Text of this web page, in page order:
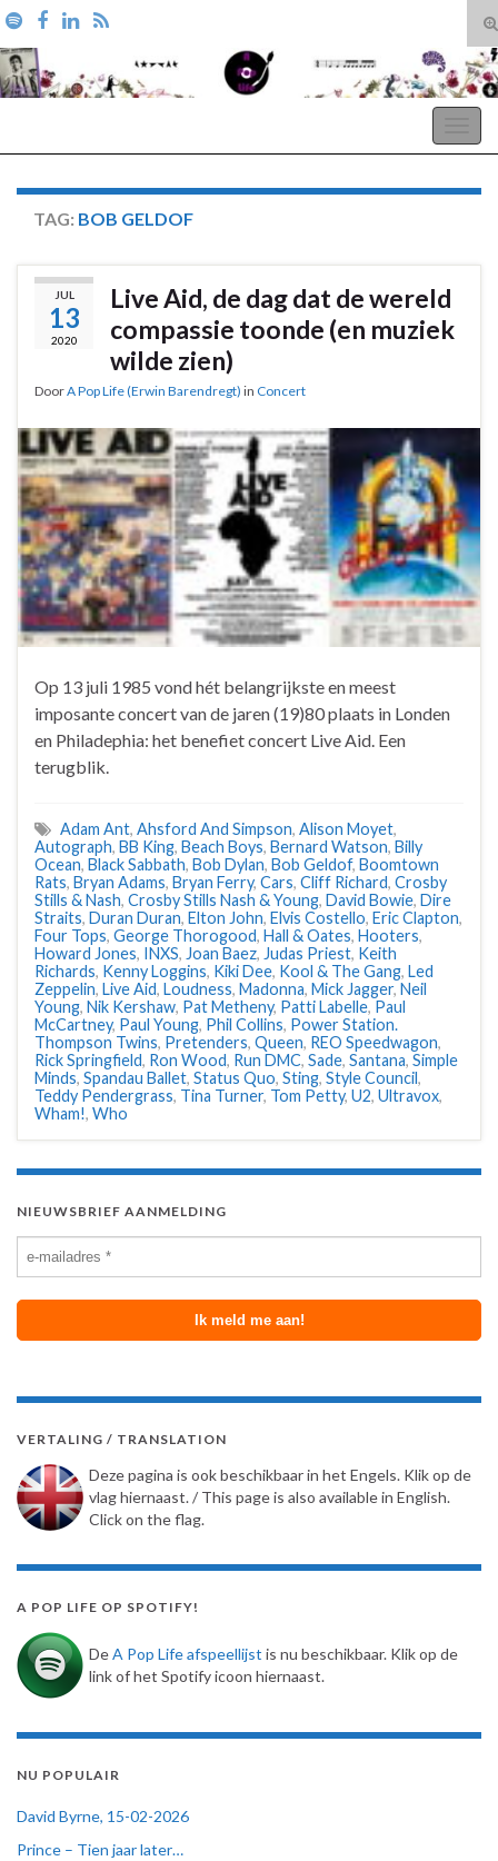
Search for:
TAG: BOB GELDOF
JUL
13
2020
Live Aid, de dag dat de wereld
compassie toonde (en muziek
wilde zien)
DoorA Pop Life (Erwin Barendregt) in Concert
Op 13 juli 1985 vond hét belangrijkste en meest
imposante concert van de jaren (19)80 plaats in Londen
en Philadephia: het benefiet concert Live Aid. Een
terugblik.
Adam Ant, Ahsford And Simpson, Alison Moyet,
Autograph, BB King, Beach Boys, Bernard Watson, Billy
Ocean, Black Sabbath, Bob Dylan, Bob Geldof, Boomtown
Rats, Bryan Adams, Bryan Ferry, Cars, Cliff Richard, Crosby
Stills & Nash, Crosby Stills Nash & Young, David Bowie, Dire
Straits, Duran Duran, Elton John, Elvis Costello, Eric Clapton,
Four Tops, George Thorogood, Hall & Oates, Hooters,
Howard Jones, INXS, Joan Baez, Judas Priest, Keith
Richards, Kenny Loggins, Kiki Dee, Kool & The Gang, Led
Zeppelin, Live Aid, Loudness, Madonna, Mick Jagger, Neil
Young, Nik Kershaw, Pat Metheny, Patti Labelle, Paul
McCartney, Paul Young, Phil Collins, Power Station.
Thompson Twins, Pretenders, Queen, REO Speedwagon,
Rick Springfield, Ron Wood, Run DMC, Sade, Santana, Simple
Minds, Spandau Ballet, Status Quo, Sting, Style Council,
Teddy Pendergrass, Tina Turner, Tom Petty, U2, Ultravox,
Wham!, Who
NIEUWSBRIEF AANMELDING
VERTALING / TRANSLATION
Deze pagina is ook beschikbaar in het Engels. Klik op de
vlag hiernaast. / This page is also available in English.
Click on the flag.
A POP LIFE OP SPOTIFY!
DeA Pop Life afspeellijst is nu beschikbaar. Klik op de
link of het Spotify icoon hiernaast.
NU POPULAIR
David Byrne, 15-02-2026
Prince – Tien jaar later…